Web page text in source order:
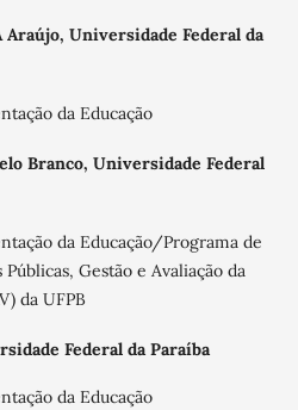
Araújo, Universidade Federal da
da Educação
Branco, Universidade Federal
da Educação/Programa de
Gestão e Avaliação da
da UFPB
Federal da Paraíba
da Educação